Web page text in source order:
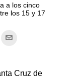
a los cinco
los 15 y 17
Cruz de